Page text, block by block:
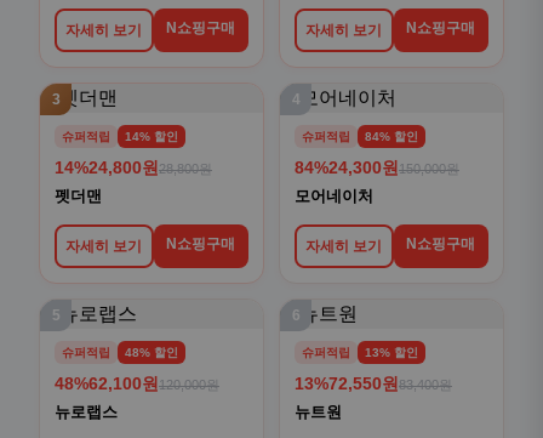
자세히 보기 N쇼핑구매 자세히 보기 N쇼핑구매
3
슈퍼적립 14% 할인
14%24,800원 28,800원
펫더맨
자세히 보기 N쇼핑구매
4
슈퍼적립 84% 할인
84%24,300원 150,000원
모어네이처
자세히 보기 N쇼핑구매
5
슈퍼적립 48% 할인
48%62,100원 120,000원
뉴로랩스
6
슈퍼적립 13% 할인
13%72,550원 83,400원
뉴트원